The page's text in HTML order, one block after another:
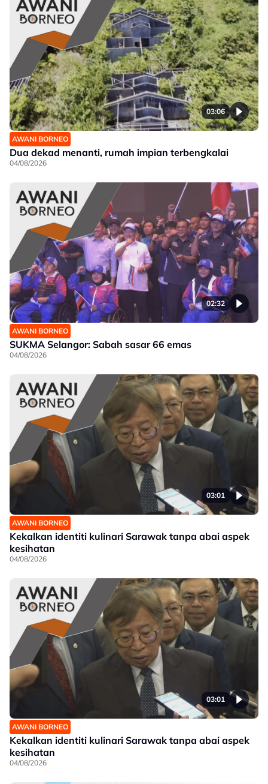
03:06
AWANI BORNEO
Dua dekad menanti, rumah impian terbengkalai
04/08/2026
02:32
AWANI BORNEO
SUKMA Selangor: Sabah sasar 66 emas
04/08/2026
03:01
AWANI BORNEO
Kekalkan identiti kulinari Sarawak tanpa abai aspek
kesihatan
04/08/2026
03:01
AWANI BORNEO
Kekalkan identiti kulinari Sarawak tanpa abai aspek
kesihatan
04/08/2026